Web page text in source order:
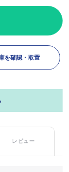
を確認・取置
レビュー